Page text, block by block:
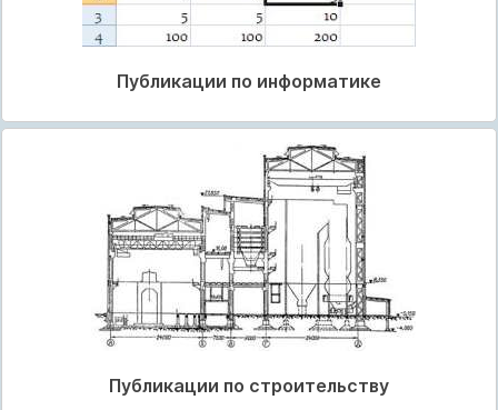
Публикации по информатике
Публикации по строительству